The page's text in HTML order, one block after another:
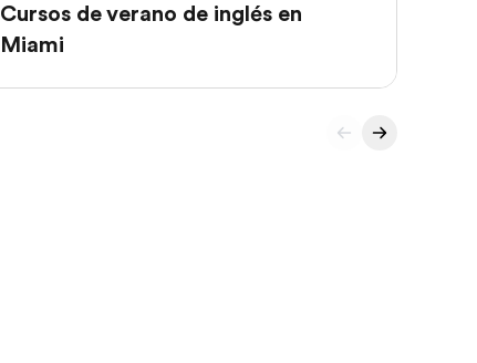
Cursos de verano de inglés en
Miami